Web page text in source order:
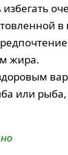
избегать
в
жира.
или